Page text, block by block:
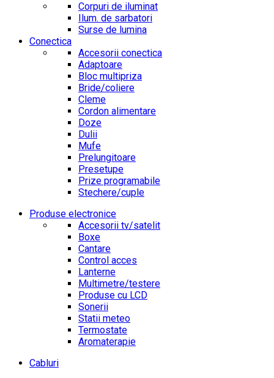
Corpuri de iluminat
Ilum. de sarbatori
Surse de lumina
Conectica
Accesorii conectica
Adaptoare
Bloc multipriza
Bride/coliere
Cleme
Cordon alimentare
Doze
Dulii
Mufe
Prelungitoare
Presetupe
Prize programabile
Stechere/cuple
Produse electronice
Accesorii tv/satelit
Boxe
Cantare
Control acces
Lanterne
Multimetre/testere
Produse cu LCD
Sonerii
Statii meteo
Termostate
Aromaterapie
Cabluri